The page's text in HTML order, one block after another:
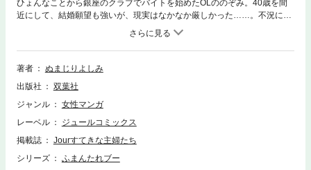
ひょんなことから銀座のクラブでバイトを始めたOLののぞみ。40歳を間
近にして、結婚願望も強いが、現実はなかなか厳しかった……。不況にあ
えぐ銀座のクラブの実態と、女としては下り坂の主人公の悲しい現実をコ
著者
ぬまじりよしみ
出版社
双葉社
ジャンル
女性マンガ
レーベル
ジュールコミックス
掲載誌
Jourすてきな主婦たち
シリーズ
ふまんたれブー